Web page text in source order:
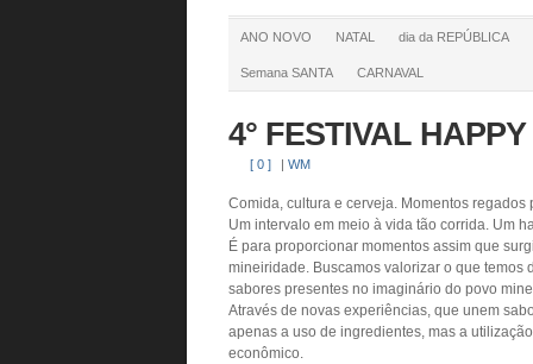
ANO NOVO NATAL dia da REPÚBLICA
Semana SANTA CARNAVAL
4° FESTIVAL
[ 0 ] | WM
Comida, cultura e cerveja. Momentos
Um intervalo em meio à vida tão corrida. Um
É para proporcionar momentos assim que
mineiridade. Buscamos valorizar o que temos
sabores presentes no imaginário do povo
Através de novas experiências, que unem
apenas a uso de ingredientes, mas a
econômico.